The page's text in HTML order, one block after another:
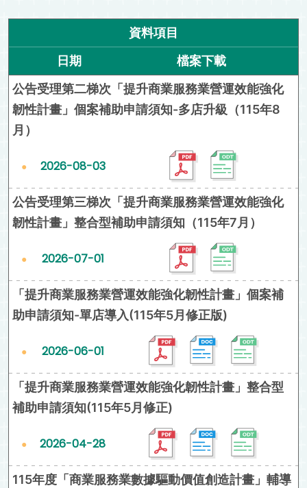
日期
資料項目
檔案下載
2026-08-03
公告受理第二梯次「提升商業服務業營運效能強化
韌性計畫」個案補助申請須知-多店升級（115年8
月）
2026-07-01
公告受理第三梯次「提升商業服務業營運效能強化
韌性計畫」整合型補助申請須知（115年7月）
2026-06-01
「提升商業服務業營運效能強化韌性計畫」個案補
助申請須知-單店導入(115年5月修正版)
2026-04-28
「提升商業服務業營運效能強化韌性計畫」整合型
補助申請須知(115年5月修正)
115年度「商業服務業數據驅動價值創造計畫」輔導